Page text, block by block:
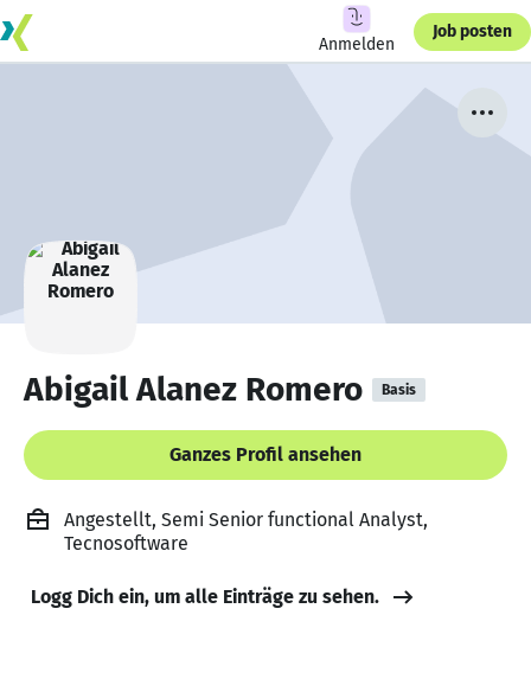
Anmelden
Job posten
Abigail Alanez Romero Basis
Ganzes Profil ansehen
Angestellt, Semi Senior functional Analyst,
Tecnosoftware
Logg Dich ein, um alle Einträge zu sehen.